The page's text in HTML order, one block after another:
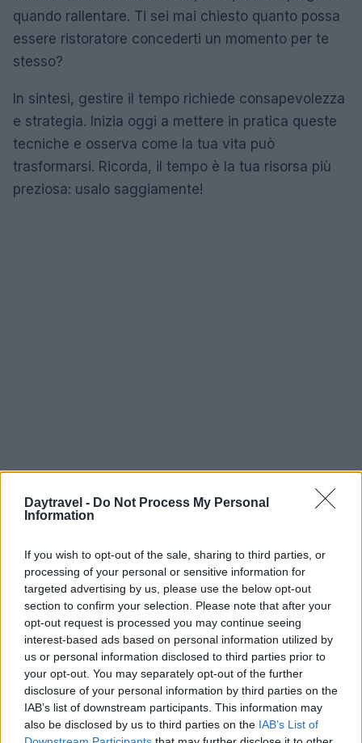
Daytravel - Do Not Process My Personal
Information
If you wish to opt-out of the sale, sharing to third parties, or
processing of your personal or sensitive information for
targeted advertising by us, please use the below opt-out
section to confirm your selection. Please note that after your
opt-out request is processed you may continue seeing
interest-based ads based on personal information utilized by
us or personal information disclosed to third parties prior to
your opt-out. You may separately opt-out of the further
disclosure of your personal information by third parties on the
IAB’s list of downstream participants. This information may
also be disclosed by us to third parties on the IAB’s List of
quando rallentare. Ti sei mai chiesto quanto possa
essere ristoratore concederti un momento per te
stesso?
In sintesi, gestire il tempo richiede consapevolezza
e strategia. Inizia oggi a mettere in pratica queste
tecniche e osserva come la tua vita può
trasformarsi. Ricorda, il tempo è la tua risorsa più
preziosa: usalo saggiamente!